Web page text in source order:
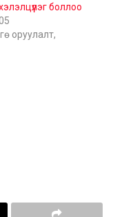
боллоо
оруулалт,